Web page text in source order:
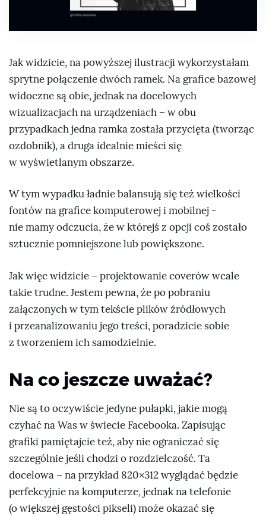
Jak widzicie, na powyższej ilustracji wykorzystałam
sprytne połączenie dwóch ramek. Na grafice bazowej
widoczne są obie, jednak na docelowych
wizualizacjach na urządzeniach – w obu
przypadkach jedna ramka została przycięta (tworząc
ozdobnik), a druga idealnie mieści się
w wyświetlanym obszarze.
W tym wypadku ładnie balansują się też wielkości
fontów na grafice komputerowej i mobilnej -
nie mamy odczucia, że w którejś z opcji coś zostało
sztucznie pomniejszone lub powiększone.
Jak więc widzicie – projektowanie coverów wcale
takie trudne. Jestem pewna, że po pobraniu
załączonych w tym tekście plików źródłowych
i przeanalizowaniu jego treści, poradzicie sobie
z tworzeniem ich samodzielnie.
Na co jeszcze uważać?
Nie są to oczywiście jedyne pułapki, jakie mogą
czyhać na Was w świecie Facebooka. Zapisując
grafiki pamiętajcie też, aby nie ograniczać się
szczególnie jeśli chodzi o rozdzielczość. Ta
docelowa – na przykład 820×312 wyglądać będzie
perfekcyjnie na komputerze, jednak na telefonie
(o większej gęstości pikseli) może okazać się